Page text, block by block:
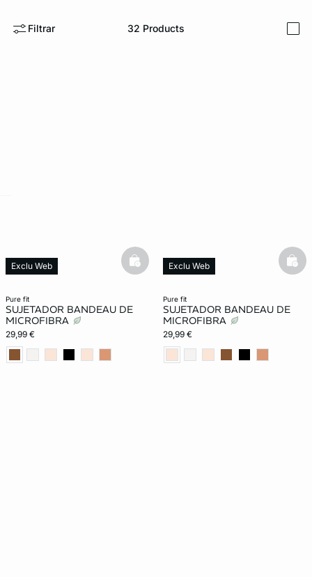
Filtrar 32 Products
pure fit
SUJETADOR BANDEAU DE
MICROFIBRA
29,99 €
Exclu Web basketfull
pure fit
SUJETADOR BANDEAU DE
MICROFIBRA
29,99 €
Exclu Web